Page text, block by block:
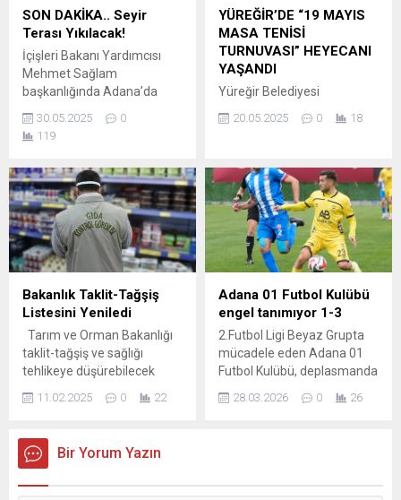
süreçte, kutlu davaya
ülküdaşlarımıza ve Seyhan’lı
etme gayretiyle gece
gündüz çalıştık. Her
adımımızda...
SON DAKİKA.. Seyir
Terası Yıkılacak!
İçişleri Bakanı Yardımcısı
Mehmet Sağlam
başkanlığında Adana’da
Gözetim Komisyonu
toplantısında kente yönelik
Bunlardan birisi de Adana
Büyükşehir Belediyesinin
yaptığı Dilberler Sekisi’ndeki
Seyir Terası oldu.
Vatandaşların bu konuda
yarattığı görsel çirkinliği
bakanlığa kadar ilettiği
şikayetler gündeme geldi.
Çukurova Kaymakamı
Hüseyin Tekin (Strateji...
30.05.2025
0
119
YÜREĞİR’DE “19 MAYIS
MASA TENİSİ
TURNUVASI” HEYECANI
YAŞANDI
Yüreğir Belediyesi
Mayıs Masa Tenisi
Atatürk’ü Anma Gençlik ve
Spor Bayramı kutlamaları
kapsamında Ertuğrul Gazi
Spor Kompleksi’nde
düzenlenen turnuvaya
Adana’nın dört bir yanından
yüzlerce sporcu katıldı.
‘Atatürk’ün İzinde Sporun
Işığında’ sloganı ile 9-12, 12-
15, 15-18, 18 yaş ve üzeri
sporcuların...
20.05.2025 0 18
Bakanlık Taklit-Tağşiş
Listesini Yeniledi
Tarım ve Orman Bakanlığı
taklit-tağşiş ve sağlığı
tehlikeye düşürebilecek
bir de yeniliğe gitti. Önceden
Gıdalar’ başlığı altında
yayımlanan gıdalar artık iki
11.02.2025 0 22
Adana 01 Futbol Kulübü
engel tanımıyor 1-3
2.Futbol Ligi Beyaz Grupta
mücadele eden Adana 01
Futbol Kulübü, deplasmanda
Sarı-Siyahlı ekip, Kepez
28.03.2026 0 26
Bir Yorum Yazın